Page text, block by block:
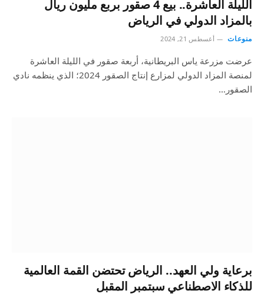
الليلة العاشرة.. بيع 4 صقور بربع مليون ريال
بالمزاد الدولي في الرياض
منوعات أغسطس 21, 2024
عرضت مزرعة ياس البريطانية، أربعة صقور في الليلة العاشرة
لمنصة المزاد الدولي لمزارع إنتاج الصقور 2024؛ الذي ينظمه نادي
الصقور…
برعاية ولي العهد.. الرياض تحتضن القمة العالمية
للذكاء الاصطناعي سبتمبر المقبل